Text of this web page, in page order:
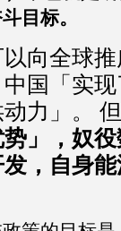
目标。
向全球
国「实
力」。 但
」，奴
，自身